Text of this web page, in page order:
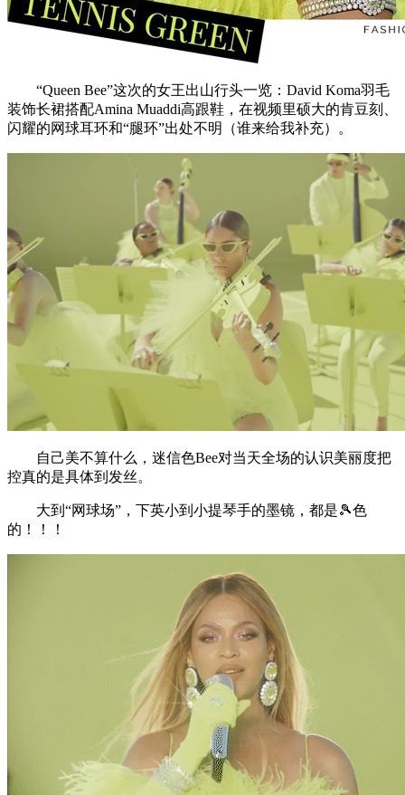
“Queen Bee”这次的女王出山行头一览：David Koma羽毛
装饰长裙搭配Amina Muaddi高跟鞋，在视频里硕大的肯豆刻、
闪耀的网球耳环和“腿环”出处不明（谁来给我补充）。
自己美不算什么，迷信色Bee对当天全场的认识美丽度把
控真的是具体到发丝。
大到“网球场”，下英小到小提琴手的墨镜，都是🎾色
的！！！